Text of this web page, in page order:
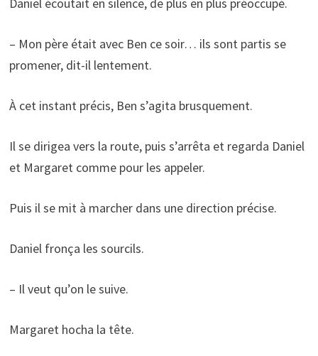
Daniel écoutait en silence, de plus en plus préoccupé.
– Mon père était avec Ben ce soir… ils sont partis se
promener, dit-il lentement.
À cet instant précis, Ben s’agita brusquement.
Il se dirigea vers la route, puis s’arrêta et regarda Daniel
et Margaret comme pour les appeler.
Puis il se mit à marcher dans une direction précise.
Daniel fronça les sourcils.
– Il veut qu’on le suive.
Margaret hocha la tête.